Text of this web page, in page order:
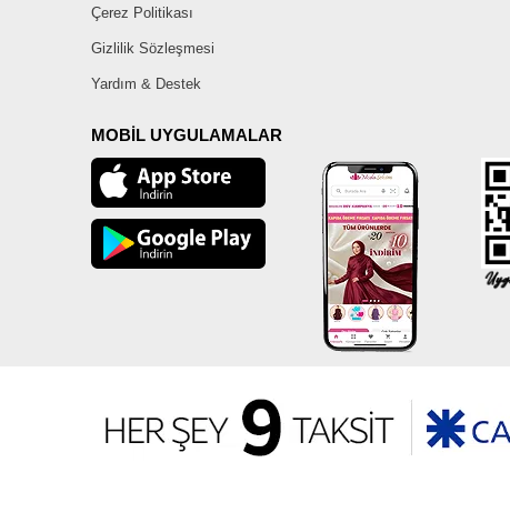
Çerez Politikası
Gizlilik Sözleşmesi
Yardım & Destek
MOBİL UYGULAMALAR